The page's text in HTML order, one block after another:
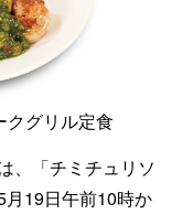
クグリル定食
、「チミチュリソ
19日午前10時か